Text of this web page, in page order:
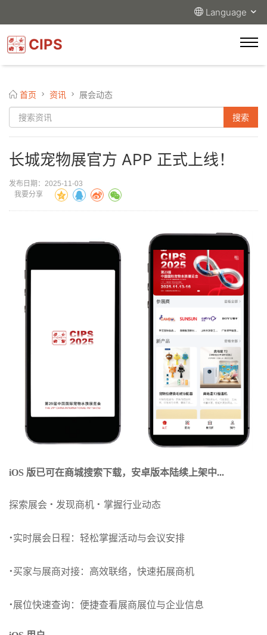
Language
CIPS
首页 资讯 展会动态
长城宠物展官方 APP 正式上线！
发布日期：2025-11-03
我要分享
iOS 版已可在商城搜索下载，安卓版本陆续上架中...
探索展会 · 发现商机 · 掌握行业动态
·实时展会日程：轻松掌握活动与会议安排
·买家与展商对接：高效联络，快速拓展商机
·展位快速查询：便捷查看展商展位与企业信息